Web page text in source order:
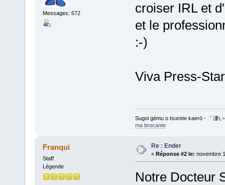
Messages: 672
croiser IRL et
et le
:-)
Viva Press-
Sugoi gēmu o tsurete kaerō - 「凄
ma brocante
Franqui
Staff
Légende
Re : Ender
« Réponse #2 le: novembre
Notre Docteur